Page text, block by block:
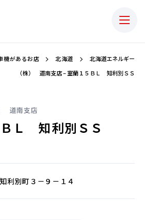
があるお店 北海道
北海道エネルギー
（株） 道南支店 – 室蘭１５ＢＬ 知利別ＳＳ
道南支店
Ｌ 知利別ＳＳ
利別町３－９－１４